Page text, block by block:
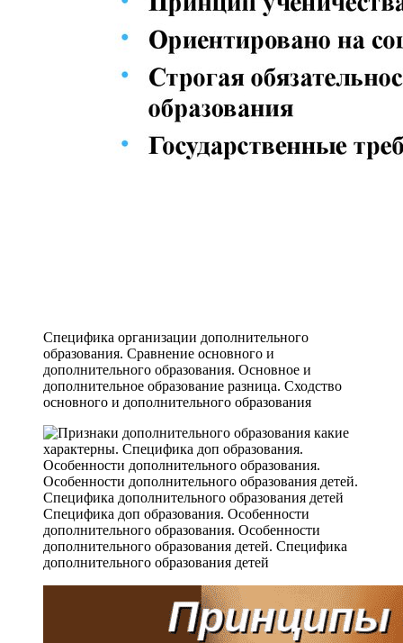
Специфика организации дополнительного
образования. Сравнение основного и
дополнительного образования. Основное и
дополнительное образование разница. Сходство
основного и дополнительного образования
Специфика доп образования. Особенности
дополнительного образования. Особенности
дополнительного образования детей. Специфика
дополнительного образования детей